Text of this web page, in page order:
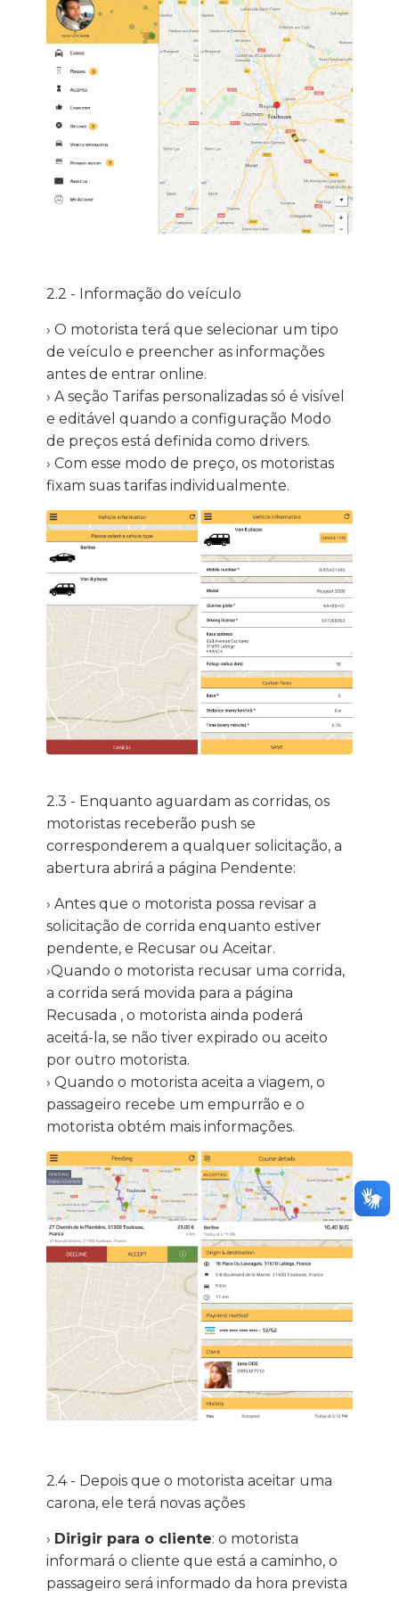
2.2 - Informação do veículo
› O motorista terá que selecionar um tipo
de veículo e preencher as informações
antes de entrar online.
› A seção Tarifas personalizadas só é visível
e editável quando a configuração Modo
de preços está definida como drivers.
› Com esse modo de preço, os motoristas
fixam suas tarifas individualmente.
2.3 - Enquanto aguardam as corridas, os
motoristas receberão push se
corresponderem a qualquer solicitação, a
abertura abrirá a página Pendente:
› Antes que o motorista possa revisar a
solicitação de corrida enquanto estiver
pendente, e Recusar ou Aceitar.
›Quando o motorista recusar uma corrida,
a corrida será movida para a página
Recusada , o motorista ainda poderá
aceitá-la, se não tiver expirado ou aceito
por outro motorista.
› Quando o motorista aceita a viagem, o
passageiro recebe um empurrão e o
motorista obtém mais informações.
2.4 - Depois que o motorista aceitar uma
carona, ele terá novas ações
› Dirigir para o cliente: o motorista
informará o cliente que está a caminho, o
passageiro será informado da hora prevista